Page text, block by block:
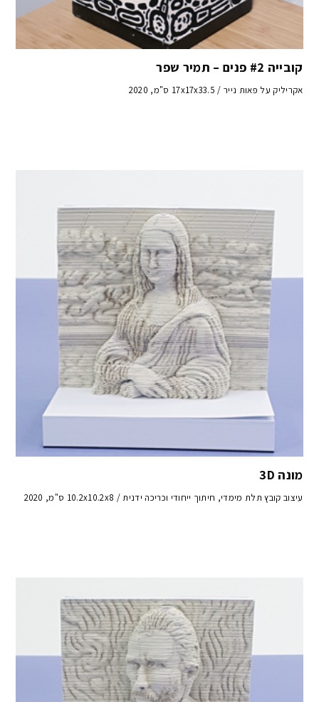
קובייה #2 פנים – תמיר שפר
אקריליק על פאות נייר / 17x17x33.5 ס"מ, 2020
מונה 3D
עיצוב קובץ תלת מימדי, חיתוך ייחודי וכריכה ידנית / 10.2x10.2x8 ס"מ, 2020